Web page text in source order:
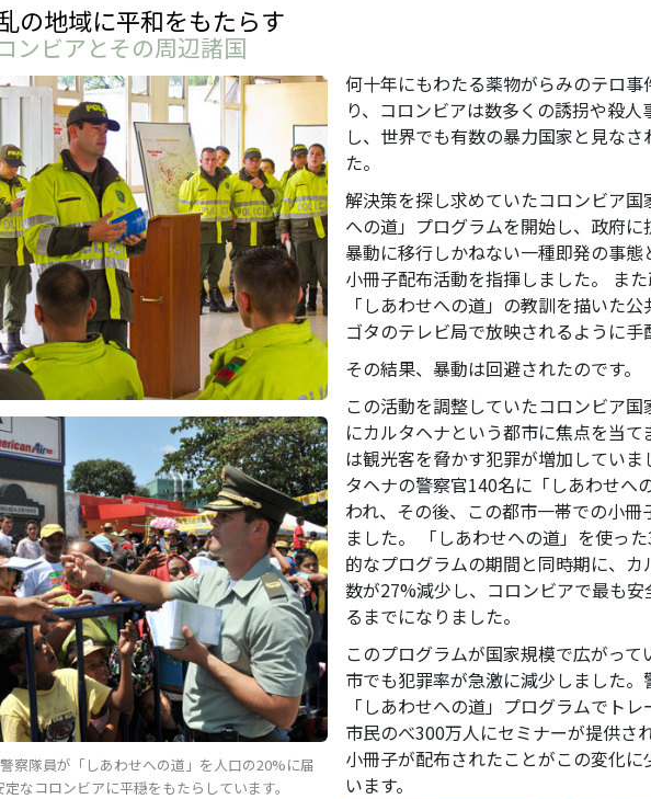
の地域に平和をもたらす
ンビアとその周辺諸国
察隊員が「しあわせへの道」を人口の20%に届
なコロンビアに平穏をもたらしています。
何十年にもわたる薬物がらみのテロ事
り、コロンビアは数多くの誘拐や殺人
し、世界でも有数の暴力国家と見な
た。
解決策を探し求めていたコロンビア国
への道」プログラムを開始し、政府
暴動に移行しかねない一種即発の事
小冊子配布活動を指揮しました。 ま
「しあわせへの道」の教訓を描いた
ゴタのテレビ局で放映されるように手
その結果、暴動は回避されたのです。
この活動を調整していたコロンビア
にカルタヘナという都市に焦点を当て
は観光客を脅かす犯罪が増加していま
タヘナの警察官140名に「しあわせへ
われ、その後、この都市一帯での小冊
ました。 「しあわせへの道」を使っ
的なプログラムの期間と同時期に、
数が27%減少し、コロンビアで最も
るまでになりました。
このプログラムが国家規模で広がっ
市でも犯罪率が急激に減少しました。
「しあわせへの道」プログラムでト
市民のべ300万人にセミナーが提供さ
小冊子が配布されたことがこの変化に
います。